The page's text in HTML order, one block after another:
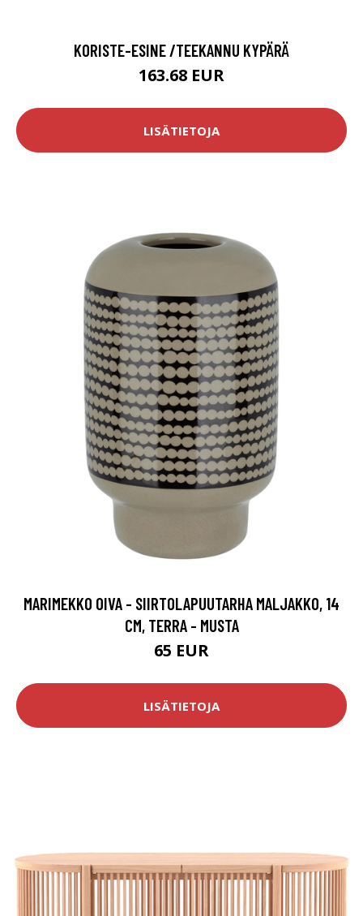
KORISTE-ESINE /TEEKANNU KYPÄRÄ
163.68 EUR
LISÄTIETOJA
MARIMEKKO OIVA - SIIRTOLAPUUTARHA MALJAKKO, 14
CM, TERRA - MUSTA
65 EUR
LISÄTIETOJA